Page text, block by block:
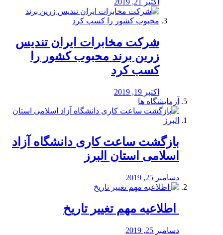
اکتبر 21, 2019
شرکت مخابرات ایران تندیس
زرین برند محبوب کشور را
کسب کرد
اکتبر 19, 2019
آزمایشگاه ها
بازگشت ساعت کاری دانشگاه آزاد
اسلامی استان البرز
دسامبر 25, 2019
️ اطلاعیه مهم تغییر تاریخ
دسامبر 25, 2019